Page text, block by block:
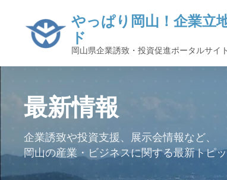
やっぱり岡山！企業立
ド
岡山県企業誘致・投資促進ポータルサイト
最新情報
企業誘致や投資支援、展示会情報など、
岡山の産業・ビジネスに関する最新トピッ